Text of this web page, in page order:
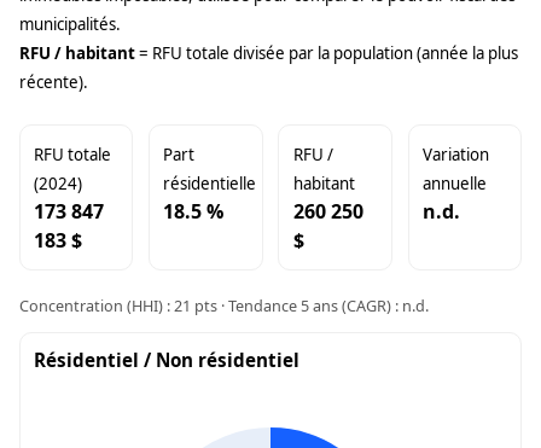
municipalités.
RFU / habitant= RFU totale divisée par la population (année la plus
récente).
RFU totale
(2024)
173 847
183 $
Part
résidentielle
18.5 %
RFU /
habitant
260 250
$
Variation
annuelle
n.d.
Concentration (HHI) : 21 pts · Tendance 5 ans (CAGR) : n.d.
Résidentiel / Non résidentiel